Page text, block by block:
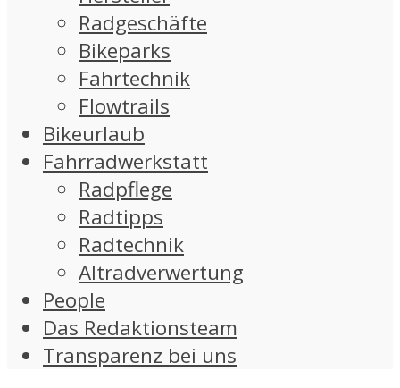
Radgeschäfte
Bikeparks
Fahrtechnik
Flowtrails
Bikeurlaub
Fahrradwerkstatt
Radpflege
Radtipps
Radtechnik
Altradverwertung
People
Das Redaktionsteam
Transparenz bei uns